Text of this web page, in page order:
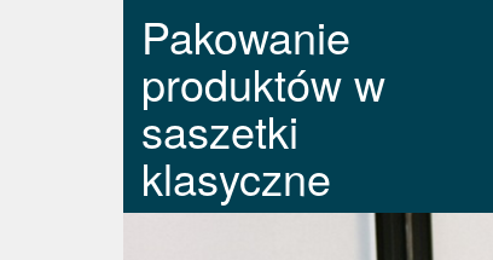
Pakowanie
produktów w
saszetki
klasyczne